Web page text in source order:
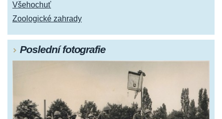
Všehochuť
Zoologické zahrady
Poslední fotografie